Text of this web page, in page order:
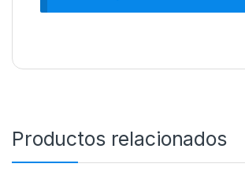
Productos relacionados